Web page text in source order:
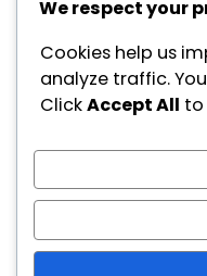
We respect your
Cookies help us
analyze traffic.
ClickAccept All to